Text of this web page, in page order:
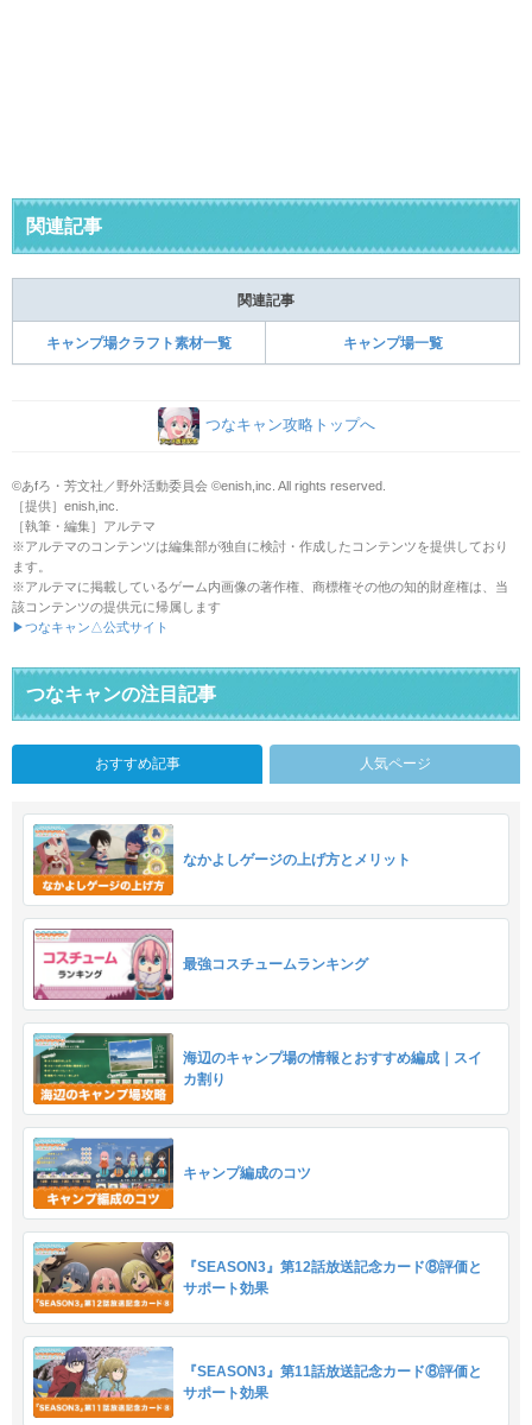
関連記事
関連記事
キャンプ場クラフト素材一覧 キャンプ場一覧
つなキャン攻略トップへ
©あfろ・芳文社／野外活動委員会 ©enish,inc. All rights reserved.
［提供］enish,inc.
［執筆・編集］アルテマ
※アルテマのコンテンツは編集部が独自に検討・作成したコンテンツを提供しており
ます。
※アルテマに掲載しているゲーム内画像の著作権、商標権その他の知的財産権は、当
該コンテンツの提供元に帰属します
▶つなキャン△公式サイト
つなキャンの注目記事
おすすめ記事 人気ページ
なかよしゲージの上げ方とメリット
最強コスチュームランキング
海辺のキャンプ場の情報とおすすめ編成｜スイ
カ割り
キャンプ編成のコツ
『SEASON3』第12話放送記念カード⑧評価と
サポート効果
『SEASON3』第11話放送記念カード⑧評価と
サポート効果